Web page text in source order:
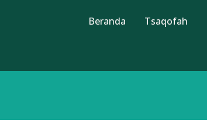
Beranda Tsaqofah